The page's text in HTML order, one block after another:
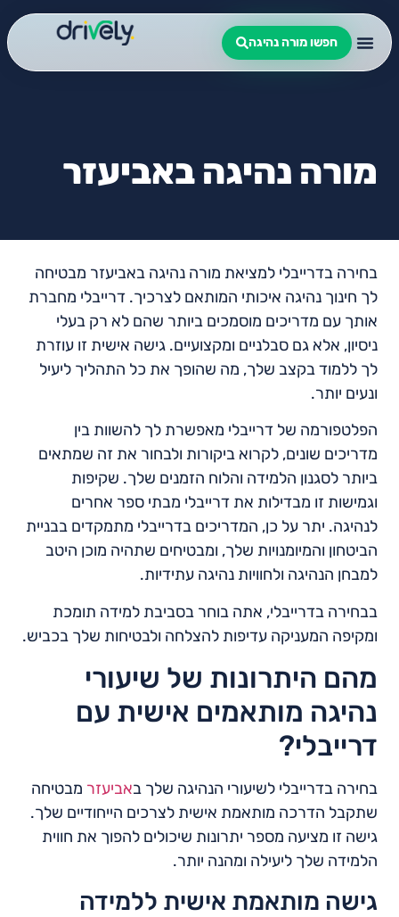
חפשו מורה נהיגה
מורה נהיגה באביעזר
בחירה בדרייבלי למציאת מורה נהיגה באביעזר מבטיחה
לך חינוך נהיגה איכותי המותאם לצרכיך. דרייבלי מחברת
אותך עם מדריכים מוסמכים ביותר שהם לא רק בעלי
ניסיון, אלא גם סבלניים ומקצועיים. גישה אישית זו עוזרת
לך ללמוד בקצב שלך, מה שהופך את כל התהליך ליעיל
ונעים יותר.
הפלטפורמה של דרייבלי מאפשרת לך להשוות בין
מדריכים שונים, לקרוא ביקורות ולבחור את זה שמתאים
ביותר לסגנון הלמידה והלוח הזמנים שלך. שקיפות
וגמישות זו מבדילות את דרייבלי מבתי ספר אחרים
לנהיגה. יתר על כן, המדריכים בדרייבלי מתמקדים בבניית
הביטחון והמיומנויות שלך, ומבטיחים שתהיה מוכן היטב
למבחן הנהיגה ולחוויות נהיגה עתידיות.
בבחירה בדרייבלי, אתה בוחר בסביבת למידה תומכת
ומקיפה המעניקה עדיפות להצלחה ולבטיחות שלך בכביש.
מהם היתרונות של שיעורי
נהיגה מותאמים אישית עם
דרייבלי?
בחירה בדרייבלי לשיעורי הנהיגה שלך באביעזר מבטיחה
שתקבל הדרכה מותאמת אישית לצרכים הייחודיים שלך.
גישה זו מציעה מספר יתרונות שיכולים להפוך את חווית
הלמידה שלך ליעילה ומהנה יותר.
גישה מותאמת אישית ללמידה